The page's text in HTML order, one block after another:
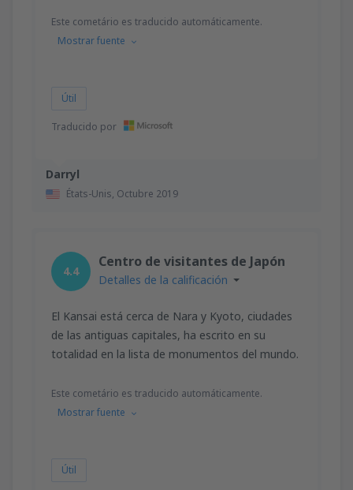
Darryl
États-Unis, Octubre 2019
Este cometário es traducido automáticamente.
Mostrar fuente
Útil
Traducido por
4.4
Centro de visitantes de Japón
Detalles de la calificación
El Kansai está cerca de Nara y Kyoto, ciudades
de las antiguas capitales, ha escrito en su
totalidad en la lista de monumentos del mundo.
Este cometário es traducido automáticamente.
Mostrar fuente
Útil